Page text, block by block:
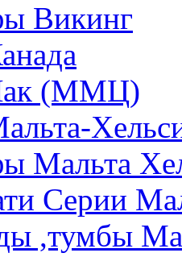
Викинг
(ММЦ)
Мальта
Серии
,тумбы